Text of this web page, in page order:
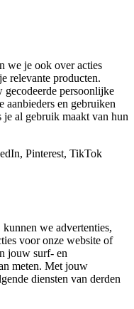
we je ook over acties
relevante producten.
persoonlijke
aanbieders en gebruiken
je al gebruik maakt van hun
Pinterest, TikTok
we advertenties,
voor onze website of
jouw surf- en
meten. Met jouw
diensten van derden